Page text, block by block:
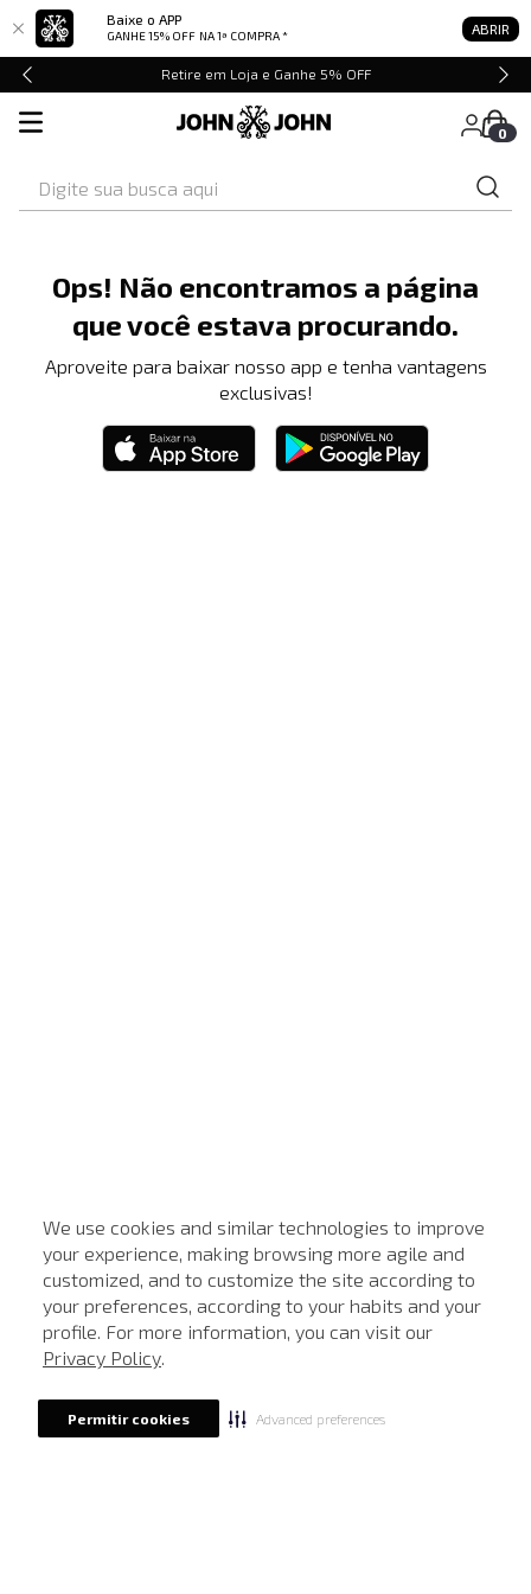
Baixe o APP
GANHE 15% OFF NA 1ª COMPRA * ABRIR
We use cookies and similar technologies to improve
your experience, making browsing more agile and
customized, and to customize the site according to
your preferences, according to your habits and your
profile. For more information, you can visit our
Privacy Policy.
Permitir cookies Advanced preferences
Retire em Loja e Ganhe 5% OFF
0
Ops! Não encontramos a página
que você estava procurando.
Aproveite para baixar nosso app e tenha vantagens
exclusivas!